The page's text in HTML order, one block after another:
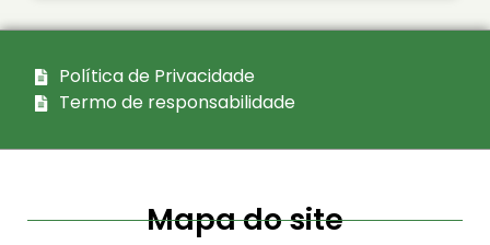
Política de Privacidade
Termo de responsabilidade
Mapa do site